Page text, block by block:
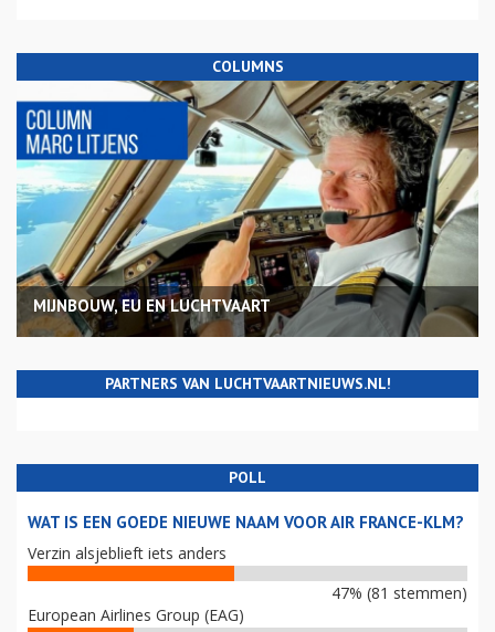
COLUMNS
MIJNBOUW, EU EN LUCHTVAART
PARTNERS VAN LUCHTVAARTNIEUWS.NL!
POLL
WAT IS EEN GOEDE NIEUWE NAAM VOOR AIR FRANCE-KLM?
Verzin alsjeblieft iets anders
47% (81 stemmen)
European Airlines Group (EAG)